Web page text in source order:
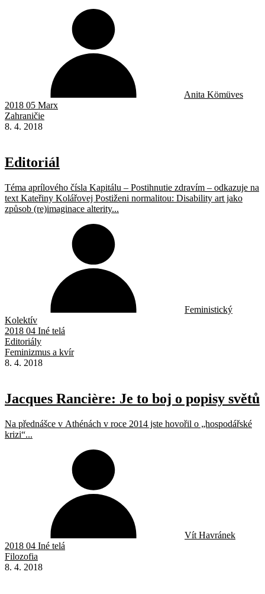
Anita Kömüves
2018 05 Marx
Zahraničie
8. 4. 2018
Editoriál
Téma aprílového čísla Kapitálu – Postihnutie zdravím – odkazuje na
text Kateřiny Kolářovej Postiženi normalitou: Disability art jako
způsob (re)imaginace alterity...
Feministický
Kolektív
2018 04 Iné telá
Editoriály
Feminizmus a kvír
8. 4. 2018
Jacques Rancière: Je to boj o popisy světů
Na přednášce v Athénách v roce 2014 jste hovořil o „hospodářské
krizi“...
Vít Havránek
2018 04 Iné telá
Filozofia
8. 4. 2018